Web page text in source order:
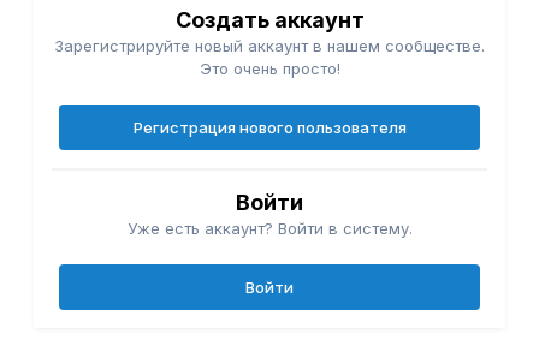
Создать аккаунт
Зарегистрируйте новый аккаунт в нашем сообществе.
Это очень просто!
Регистрация нового пользователя
Войти
Уже есть аккаунт? Войти в систему.
Войти